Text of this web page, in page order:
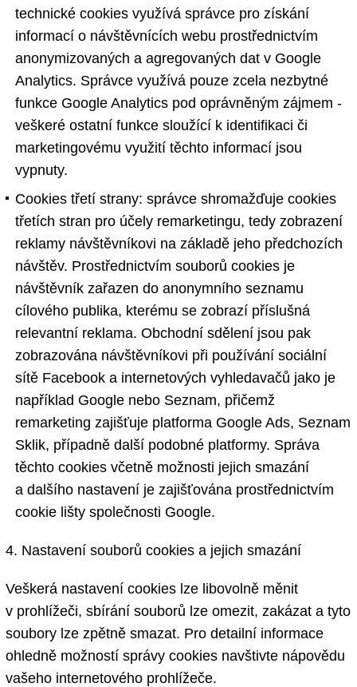
technické cookies využívá správce pro získání
informací o návštěvnících webu prostřednictvím
anonymizovaných a agregovaných dat v Google
Analytics. Správce využívá pouze zcela nezbytné
funkce Google Analytics pod oprávněným zájmem -
veškeré ostatní funkce sloužící k identifikaci či
marketingovému využití těchto informací jsou
vypnuty.
Cookies třetí strany: správce shromažďuje cookies
třetích stran pro účely remarketingu, tedy zobrazení
reklamy návštěvníkovi na základě jeho předchozích
návštěv. Prostřednictvím souborů cookies je
návštěvník zařazen do anonymního seznamu
cílového publika, kterému se zobrazí příslušná
relevantní reklama. Obchodní sdělení jsou pak
zobrazována návštěvníkovi při používání sociální
sítě Facebook a internetových vyhledavačů jako je
například Google nebo Seznam, přičemž
remarketing zajišťuje platforma Google Ads, Seznam
Sklik, případně další podobné platformy. Správa
těchto cookies včetně možnosti jejich smazání
a dalšího nastavení je zajišťována prostřednictvím
cookie lišty společnosti Google.
4. Nastavení souborů cookies a jejich smazání
Veškerá nastavení cookies lze libovolně měnit
v prohlížeči, sbírání souborů lze omezit, zakázat a tyto
soubory lze zpětně smazat. Pro detailní informace
ohledně možností správy cookies navštivte nápovědu
vašeho internetového prohlížeče.